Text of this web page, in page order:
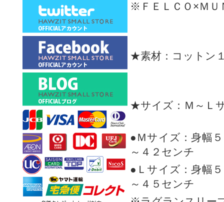
※ＦＥＬＣＯ×ＭＵ
★素材：コットン
★サイズ：Ｍ～Ｌ
●Ｍサイズ：身幅
～４２センチ
●Ｌサイズ：身幅
～４５センチ